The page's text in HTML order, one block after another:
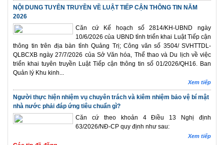
NỘI DUNG TUYÊN TRUYỀN VỀ LUẬT TIẾP CẬN THÔNG TIN NĂM
2026
Căn cứ Kế hoạch số 2814/KH-UBND ngày
10/6/2026 của UBND tỉnh triển khai Luật Tiếp cận
thông tin trên địa bàn tỉnh Quảng Trị; Công văn số 3504/ SVHTTDL-
QLBCXB ngày 27/7/2026 của Sở Văn hóa, Thể thao và Du lịch về việc
triển khai tuyên truyền Luật Tiếp cận thông tin số 01/2026/QH16. Ban
Quản lý Khu kinh...
Xem tiếp
Người thực hiện nhiệm vụ chuyên trách và kiêm nhiệm bảo vệ bí mật
nhà nước phải đáp ứng tiêu chuẩn gì?
Căn cứ theo khoản 4 Điều 13 Nghị định
63/2026/NĐ-CP quy định như sau:
Xem tiếp